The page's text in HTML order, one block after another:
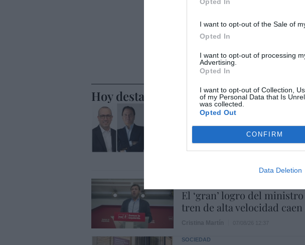
I want to opt-out of the Sale of
Opted In
I want to opt-out of processing
Advertising.
Opted In
I want to opt-out of Collection,
of my Personal Data that Is
was collected.
Opted Out
CONFIRM
Data Deletion
Hoy destacamos
ECONOMÍA
BBVA. Torres no se ha
Genç, mientras Rodríguez
nombre CEO... y exhibe
El ‘gran’ logro del
tren de alta velocidad caen
SOCIEDAD